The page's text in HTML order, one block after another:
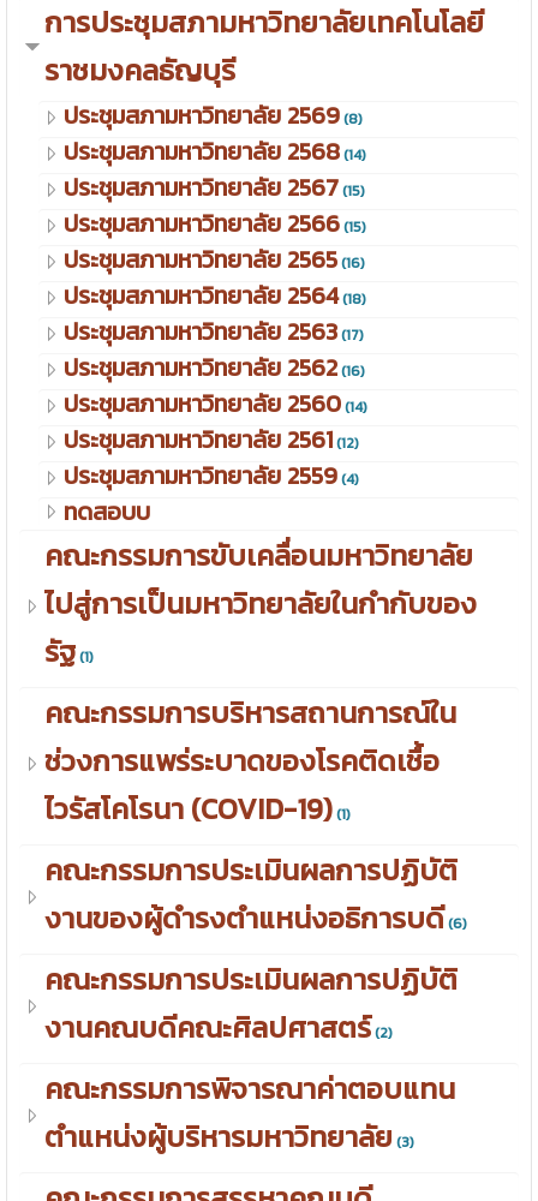
การประชุมสภามหาวิทยาลัยเทคโนโลยี
ราชมงคลธัญบุรี
ประชุมสภามหาวิทยาลัย 2569(8)
ประชุมสภามหาวิทยาลัย 2568(14)
ประชุมสภามหาวิทยาลัย 2567(15)
ประชุมสภามหาวิทยาลัย 2566(15)
ประชุมสภามหาวิทยาลัย 2565(16)
ประชุมสภามหาวิทยาลัย 2564(18)
ประชุมสภามหาวิทยาลัย 2563(17)
ประชุมสภามหาวิทยาลัย 2562(16)
ประชุมสภามหาวิทยาลัย 2560(14)
ประชุมสภามหาวิทยาลัย 2561(12)
ประชุมสภามหาวิทยาลัย 2559(4)
ทดสอบบ
คณะกรรมการขับเคลื่อนมหาวิทยาลัย
ไปสู่การเป็นมหาวิทยาลัยในกำกับของ
รัฐ(1)
คณะกรรมการบริหารสถานการณ์ใน
ช่วงการแพร่ระบาดของโรคติดเชื้อ
ไวรัสโคโรนา (COVID-19)(1)
คณะกรรมการประเมินผลการปฏิบัติ
งานของผู้ดำรงตำแหน่งอธิการบดี(6)
คณะกรรมการประเมินผลการปฏิบัติ
งานคณบดีคณะศิลปศาสตร์(2)
คณะกรรมการพิจารณาค่าตอบแทน
ตำแหน่งผู้บริหารมหาวิทยาลัย (3)